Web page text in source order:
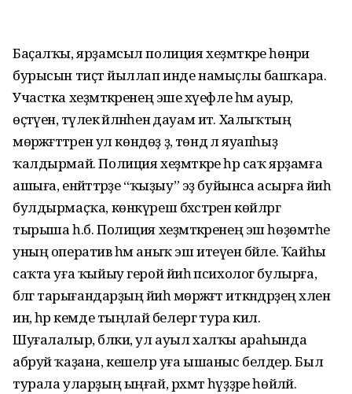
Баҫалҡы, ярҙамсыл полиция хеҙмәткәре һөнәри
бурысын тиҫтә йыллап инде намыҫлы башҡара.
Участка хеҙмәткәренең эше хәүефле һәм ауыр,
өҫтәүенә, тәүлек әйләнәһенә дауам итә. Халыҡтың
мөрәжәғәттәрен ул көндөҙ ҙә, төндә лә яуапһыҙ
ҡалдырмай. Полиция хеҙмәткәре һәр саҡ ярҙамға
ашыға, енәйәттәрҙе “ҡыҙыу” эҙ буйынса асырға йәиһә
булдырмаҫҡа, көнкүреш бәхәстәрен көйләргә
тырыша һ.б. Полиция хеҙмәткәренең эш һөҙөмтәһе
уның оператив һәм аныҡ эш итеүенә бәйле. Ҡайһы
саҡта уға ҡыйыу герой йәиһә психолог булырға,
бәләгә тарығандарҙың йәиһә мөрәжәғәт иткәндәрҙең хәленә
инә, һәр кемде тыңлай белергә тура килә.
Шуғалалыр, бәлки, ул ауыл халҡы араһында
абруй ҡаҙана, кешеләр уға ышаныс белдерә. Был
турала уларҙың ыңғай, рәхмәт һүҙҙәре һөйләй.